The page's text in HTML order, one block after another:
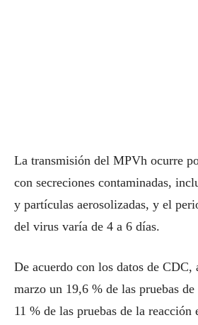
La transmisión del MPVh ocurre
con secreciones contaminadas,
y partículas aerosolizadas, y el
del virus varía de 4 a 6 días.
De acuerdo con los datos de CDC,
marzo un 19,6 % de las pruebas
11 % de las pruebas de la reacción